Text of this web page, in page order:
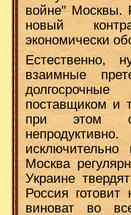
войне" Москвы.
новый
экономически
Естественно,
взаимные
поставщиком и
при этом
Москва
Украине
Россия
виноват во